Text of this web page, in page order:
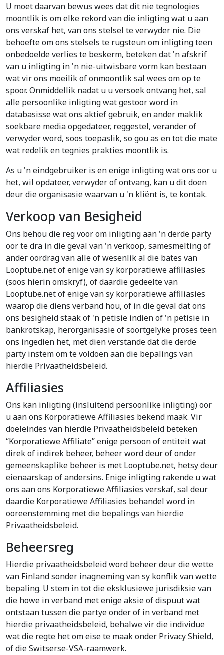
U moet daarvan bewus wees dat dit nie tegnologies
moontlik is om elke rekord van die inligting wat u aan
ons verskaf het, van ons stelsel te verwyder nie. Die
behoefte om ons stelsels te rugsteun om inligting teen
onbedoelde verlies te beskerm, beteken dat 'n afskrif
van u inligting in 'n nie-uitwisbare vorm kan bestaan
wat vir ons moeilik of onmoontlik sal wees om op te
spoor. Onmiddellik nadat u u versoek ontvang het, sal
alle persoonlike inligting wat gestoor word in
databasisse wat ons aktief gebruik, en ander maklik
soekbare media opgedateer, reggestel, verander of
verwyder word, soos toepaslik, so gou as en tot die mate
wat redelik en tegnies prakties moontlik is.
As u 'n eindgebruiker is en enige inligting wat ons oor u
het, wil opdateer, verwyder of ontvang, kan u dit doen
deur die organisasie waarvan u 'n kliënt is, te kontak.
Verkoop van Besigheid
Ons behou die reg voor om inligting aan 'n derde party
oor te dra in die geval van 'n verkoop, samesmelting of
ander oordrag van alle of wesenlik al die bates van
Looptube.net of enige van sy korporatiewe affiliasies
(soos hierin omskryf), of daardie gedeelte van
Looptube.net of enige van sy korporatiewe affiliasies
waarop die diens verband hou, of in die geval dat ons
ons besigheid staak of 'n petisie indien of 'n petisie in
bankrotskap, herorganisasie of soortgelyke proses teen
ons ingedien het, met dien verstande dat die derde
party instem om te voldoen aan die bepalings van
hierdie Privaatheidsbeleid.
Affiliasies
Ons kan inligting (insluitend persoonlike inligting) oor
u aan ons Korporatiewe Affiliasies bekend maak. Vir
doeleindes van hierdie Privaatheidsbeleid beteken
“Korporatiewe Affiliate” enige persoon of entiteit wat
direk of indirek beheer, beheer word deur of onder
gemeenskaplike beheer is met Looptube.net, hetsy deur
eienaarskap of andersins. Enige inligting rakende u wat
ons aan ons Korporatiewe Affiliasies verskaf, sal deur
daardie Korporatiewe Affiliasies behandel word in
ooreenstemming met die bepalings van hierdie
Privaatheidsbeleid.
Beheersreg
Hierdie privaatheidsbeleid word beheer deur die wette
van Finland sonder inagneming van sy konflik van wette
bepaling. U stem in tot die eksklusiewe jurisdiksie van
die howe in verband met enige aksie of dispuut wat
ontstaan tussen die partye onder of in verband met
hierdie privaatheidsbeleid, behalwe vir die individue
wat die regte het om eise te maak onder Privacy Shield,
of die Switserse-VSA-raamwerk.